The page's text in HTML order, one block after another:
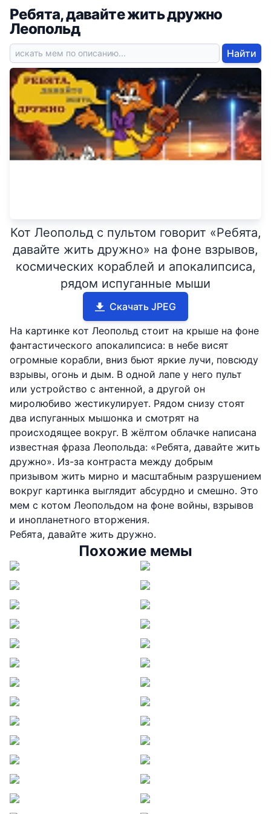
Ребята, давайте жить дружно
Леопольд
Найти
Кот Леопольд с пультом говорит «Ребята,
давайте жить дружно» на фоне взрывов,
космических кораблей и апокалипсиса,
рядом испуганные мыши
Скачать JPEG
На картинке кот Леопольд стоит на крыше на фоне
фантастического апокалипсиса: в небе висят
огромные корабли, вниз бьют яркие лучи, повсюду
взрывы, огонь и дым. В одной лапе у него пульт
или устройство с антенной, а другой он
миролюбиво жестикулирует. Рядом снизу стоят
два испуганных мышонка и смотрят на
происходящее вокруг. В жёлтом облачке написана
известная фраза Леопольда: «Ребята, давайте жить
дружно». Из-за контраста между добрым
призывом жить мирно и масштабным разрушением
вокруг картинка выглядит абсурдно и смешно. Это
мем с котом Леопольдом на фоне войны, взрывов
и инопланетного вторжения.
Ребята, давайте жить дружно.
Похожие мемы